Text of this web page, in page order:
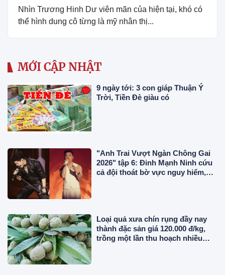
Nhìn Trương Hinh Dư viên mãn của hiện tại, khó có
thể hình dung cô từng là mỹ nhân thị...
MỚI CẬP NHẬT
9 ngày tới: 3 con giáp Thuận Ý
Trời, Tiền Đè giàu có
"Anh Trai Vượt Ngàn Chông Gai
2026" tập 6: Đinh Mạnh Ninh cứu
cả đội thoát bờ vực nguy hiểm,
Loại quả xưa chín rụng đầy nay
thành đặc sản giá 120.000 đ/kg,
trồng một lần thu hoạch nhiều